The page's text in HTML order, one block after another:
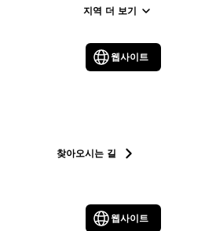
지역 더 보기
웹사이트
찾아오시는 길
웹사이트